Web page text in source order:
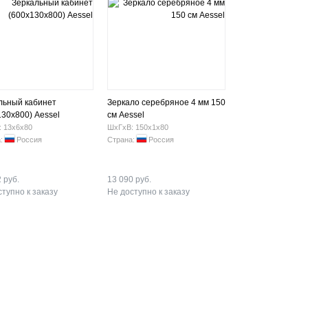
кабинет
Aessel
13х6х80
Россия
руб.
к заказу
Зеркало серебряное 4 мм 150
см Aessel
ШхГхВ: 150х1х80
Страна:
Россия
13 090 руб.
Не доступно к заказу